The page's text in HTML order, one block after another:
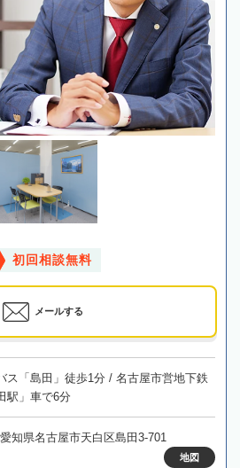
初回相談無料
メールする
ス「島田」徒歩1分 / 名古屋市営地下鉄
駅」車で6分
知県名古屋市天白区島田3-701
地図